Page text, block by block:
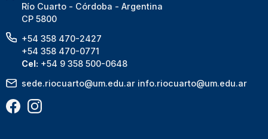
Río Cuarto - Córdoba - Argentina
CP 5800
+54 358 470-2427
+54 358 470-0771
Cel: +54 9 358 500-0648
sede.riocuarto@um.edu.ar info.riocuarto@um.edu.ar